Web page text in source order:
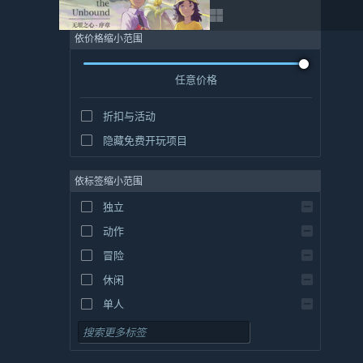
依价格缩小范围
任意价格
折扣与活动
隐藏免费开玩项目
依标签缩小范围
独立
动作
冒险
休闲
单人
模拟